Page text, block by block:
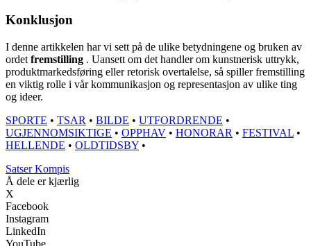
Konklusjon
I denne artikkelen har vi sett på de ulike betydningene og bruken av
ordet fremstilling . Uansett om det handler om kunstnerisk uttrykk,
produktmarkedsføring eller retorisk overtalelse, så spiller fremstilling
en viktig rolle i vår kommunikasjon og representasjon av ulike ting
og ideer.
SPORTE • TSAR • BILDE • UTFORDRENDE •
UGJENNOMSIKTIGE • OPPHAV • HONORAR • FESTIVAL •
HELLENDE • OLDTIDSBY •
Satser Kompis
Å dele er kjærlig
X
Facebook
Instagram
LinkedIn
YouTube